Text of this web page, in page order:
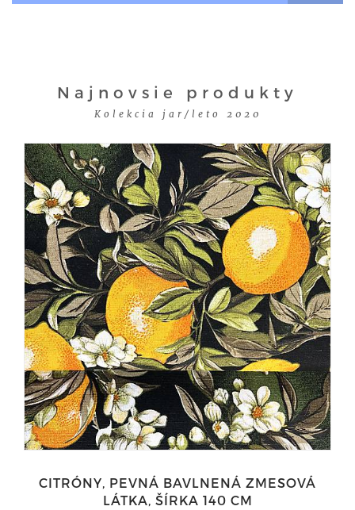
Najnovsie produkty
Kolekcia jar/leto 2020
CITRÓNY, PEVNÁ BAVLNENÁ ZMESOVÁ
LÁTKA, ŠÍRKA 140 CM